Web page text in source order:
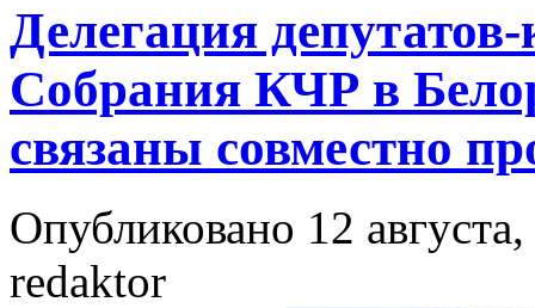
Делегация
Собрания КЧР в
связаны совместно
Опубликовано 12
redaktor